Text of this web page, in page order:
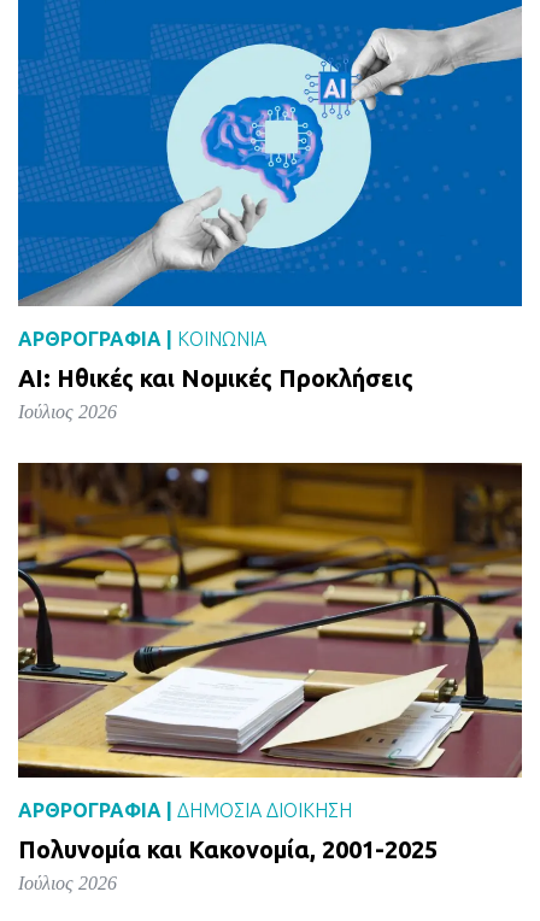
ΑΡΘΡΟΓΡΑΦΙΑ | ΚΟΙΝΩΝΙΑ
AI: Ηθικές και Νομικές Προκλήσεις
Ιούλιος 2026
ΑΡΘΡΟΓΡΑΦΙΑ | ΔΗΜΌΣΙΑ ΔΙΟΊΚΗΣΗ
Πολυνομία και Κακονομία, 2001-2025
Ιούλιος 2026